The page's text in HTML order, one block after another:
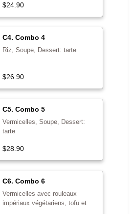
$24.90
C4. Combo 4
Riz, Soupe, Dessert: tarte
$26.90
C5. Combo 5
Vermicelles, Soupe, Dessert:
tarte
$28.90
C6. Combo 6
Vermicelles avec rouleaux
impériaux végétariens, tofu et